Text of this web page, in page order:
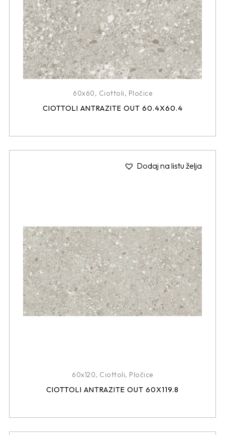
60x60, Ciottoli, Pločice
CIOTTOLI ANTRAZITE OUT 60.4X60.4
Dodaj na listu želja
60x120, Ciottoli, Pločice
CIOTTOLI ANTRAZITE OUT 60X119.8